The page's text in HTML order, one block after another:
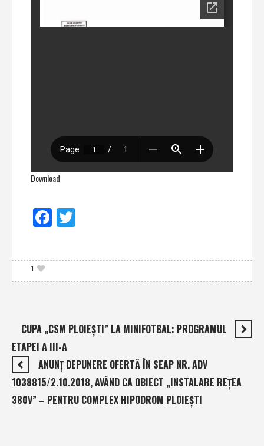
Download
Facebook
1
CUPA „CSM PLOIEŞTI” LA MINIFOTBAL: PROGRAMUL
ETAPEI A III-A
ANUNŢ DEPUNERE OFERTĂ ÎN SEAP NR. ADV
1038815/2.10.2018, AVÂND CA OBIECT „INSTALARE REŢEA
380V” – PENTRU COMPLEX HIPODROM PLOIEŞTI